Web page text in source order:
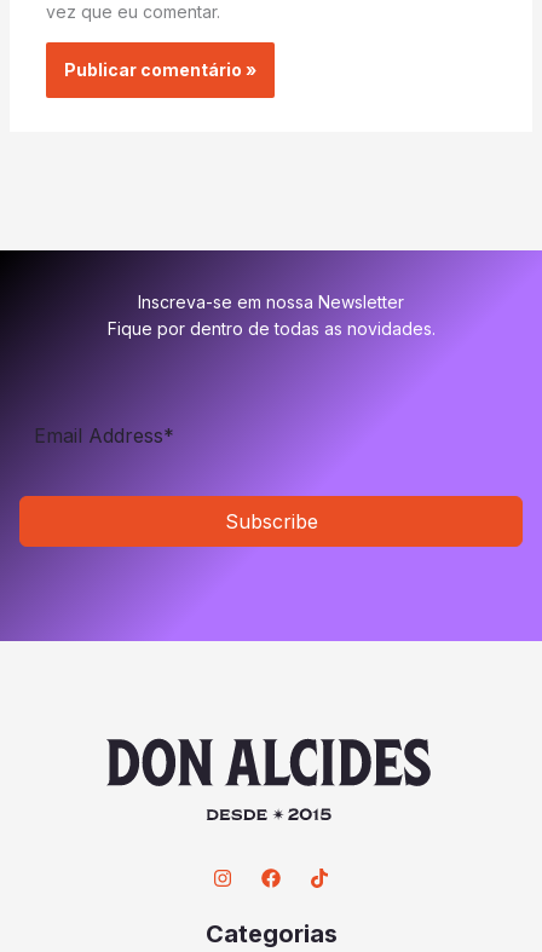
vez que eu comentar.
Inscreva-se em nossa Newsletter
Fique por dentro de todas as novidades.
Subscribe
Categorias